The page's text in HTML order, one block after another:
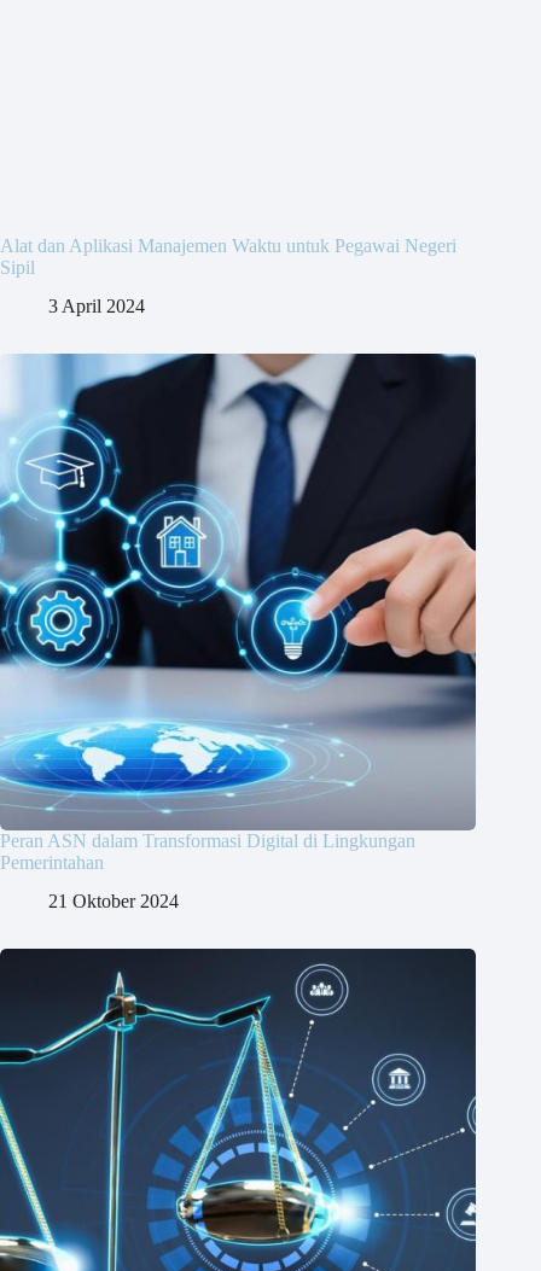
Alat dan Aplikasi Manajemen Waktu untuk Pegawai Negeri
Sipil
3 April 2024
Peran ASN dalam Transformasi Digital di Lingkungan
Pemerintahan
21 Oktober 2024